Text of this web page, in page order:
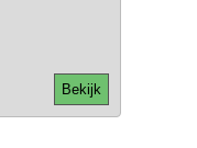
Bekijk